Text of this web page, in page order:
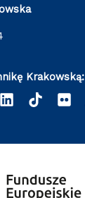
Krakowską: